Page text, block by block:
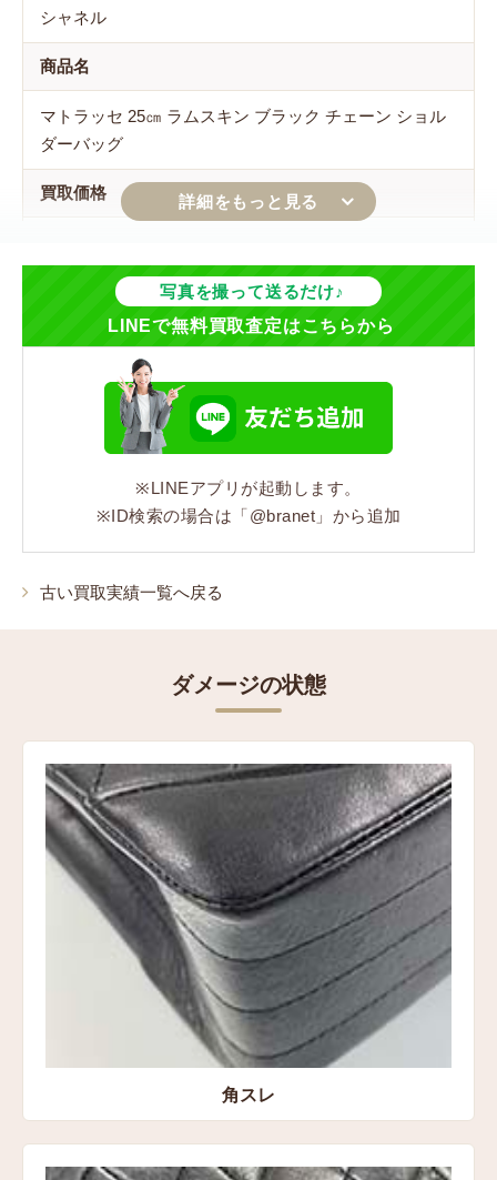
シャネル
商品名
マトラッセ 25㎝ ラムスキン ブラック チェーン ショル
ダーバッグ
買取価格
シリーズ
マトラッセ
コンディション
写真を撮って送るだけ♪
LINEで無料買取査定はこちらから
※LINEアプリが起動します。
※ID検索の場合は「@branet」から追加
古い買取実績一覧へ戻る
ダメージの状態
角スレ